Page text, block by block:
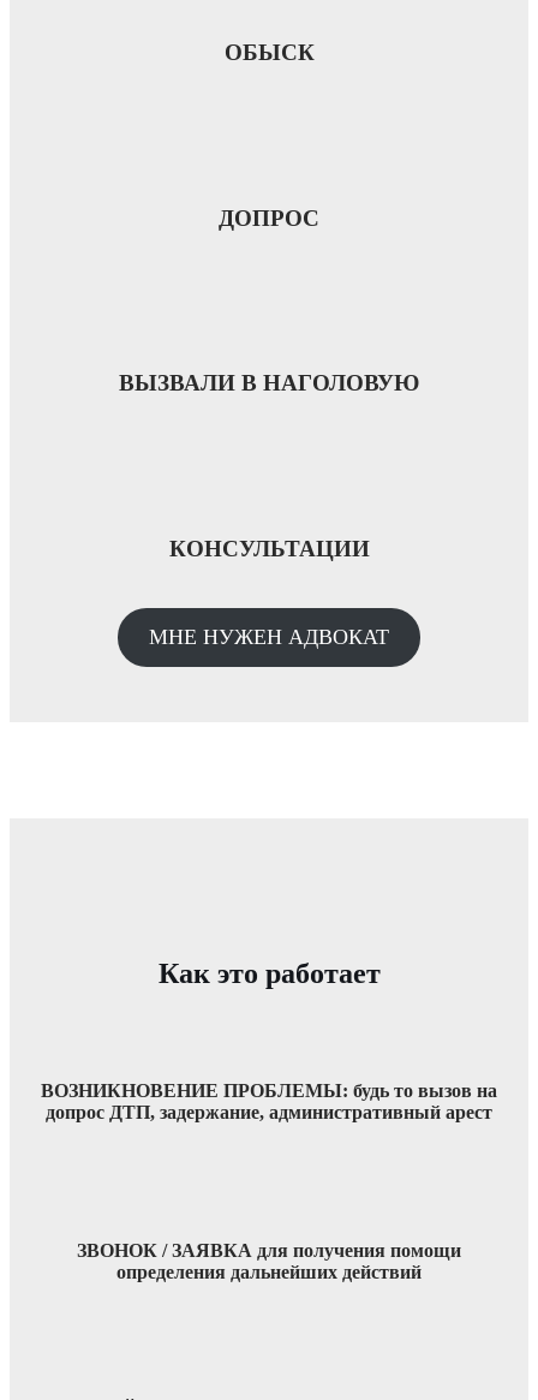
ОБЫСК
ДОПРОС
ВЫЗВАЛИ В НАГОЛОВУЮ
КОНСУЛЬТАЦИИ
МНЕ НУЖЕН АДВОКАТ
Как это работает
ВОЗНИКНОВЕНИЕ ПРОБЛЕМЫ: будь то вызов на
допрос ДТП, задержание, административный арест
ЗВОНОК / ЗАЯВКА для получения помощи
определения дальнейших действий